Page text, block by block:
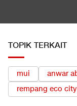
TOPIK TERKAIT
mui anwar
rempang eco city